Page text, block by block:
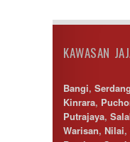
KAWASAN
Bangi, Serdang
Kinrara,
Putrajaya,
Warisan, Nilai,